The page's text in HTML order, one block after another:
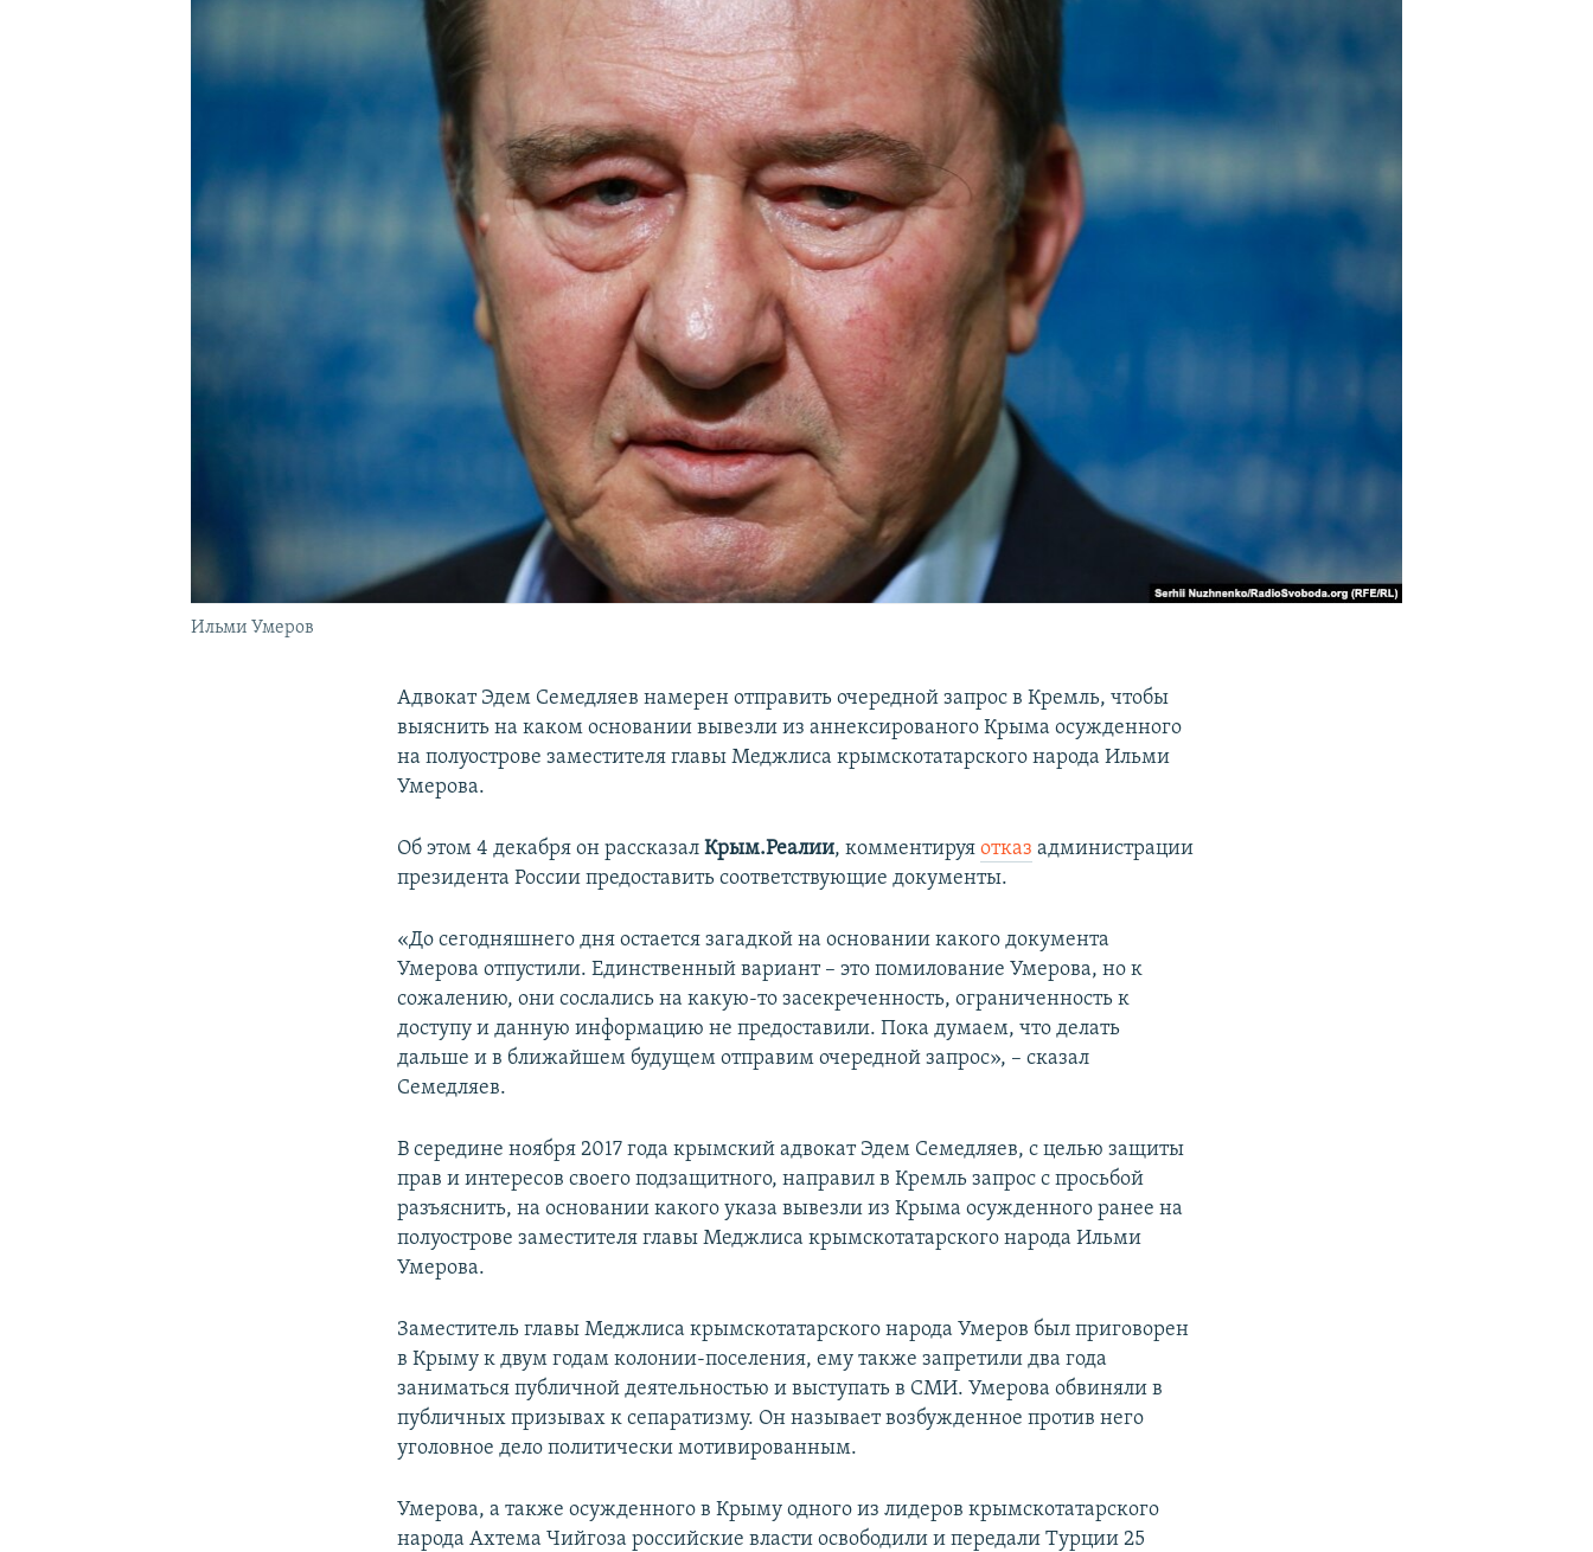
Ильми Умеров
Адвокат Эдем Семедляев намерен отправить очередной запрос в Кремль, чтобы
выяснить на каком основании вывезли из аннексированого Крыма осужденного
на полуострове заместителя главы Меджлиса крымскотатарского народа Ильми
Умерова.
Об этом 4 декабря он рассказалКрым.Реалии, комментируяотказ администрации
президента России предоставить соответствующие документы.
«До сегодняшнего дня остается загадкой на основании какого документа
Умерова отпустили. Единственный вариант – это помилование Умерова, но к
сожалению, они сослались на какую-то засекреченность, ограниченность к
доступу и данную информацию не предоставили. Пока думаем, что делать
дальше и в ближайшем будущем отправим очередной запрос», – сказал
Семедляев.
В середине ноября 2017 года крымский адвокат Эдем Семедляев, с целью защиты
прав и интересов своего подзащитного, направил в Кремль запрос с просьбой
разъяснить, на основании какого указа вывезли из Крыма осужденного ранее на
полуострове заместителя главы Меджлиса крымскотатарского народа Ильми
Умерова.
Заместитель главы Меджлиса крымскотатарского народа Умеров был приговорен
в Крыму к двум годам колонии-поселения, ему также запретили два года
заниматься публичной деятельностью и выступать в СМИ. Умерова обвиняли в
публичных призывах к сепаратизму. Он называет возбужденное против него
уголовное дело политически мотивированным.
Умерова, а также осужденного в Крыму одного из лидеров крымскотатарского
народа Ахтема Чийгоза российские власти освободили и передали Турции 25